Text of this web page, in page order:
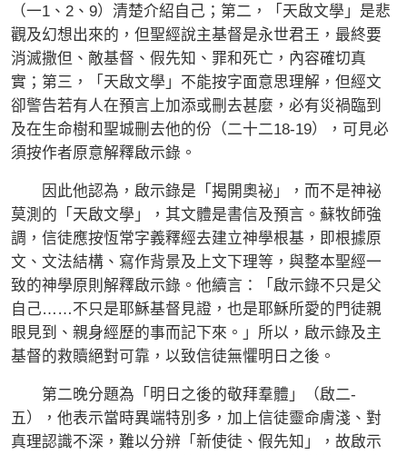
（一1、2、9）清楚介紹自己；第二，「天啟文學」是悲
觀及幻想出來的，但聖經說主基督是永世君王，最終要
消滅撒但、敵基督、假先知、罪和死亡，內容確切真
實；第三，「天啟文學」不能按字面意思理解，但經文
卻警告若有人在預言上加添或刪去甚麼，必有災禍臨到
及在生命樹和聖城刪去他的份（二十二18-19），可見必
須按作者原意解釋啟示錄。
因此他認為，啟示錄是「揭開奧袐」，而不是神袐
莫測的「天啟文學」，其文體是書信及預言。蘇牧師強
調，信徒應按恆常字義釋經去建立神學根基，即根據原
文、文法結構、寫作背景及上文下理等，與整本聖經一
致的神學原則解釋啟示錄。他續言：「啟示錄不只是父
自己……不只是耶穌基督見證，也是耶穌所愛的門徒親
眼見到、親身經歷的事而記下來。」所以，啟示錄及主
基督的救贖絕對可靠，以致信徒無懼明日之後。
第二晚分題為「明⽇之後的敬拜羣體」（啟二-
五），他表示當時異端特別多，加上信徒靈命膚淺、對
真理認識不深，難以分辨「新使徒、假先知」，故啟示